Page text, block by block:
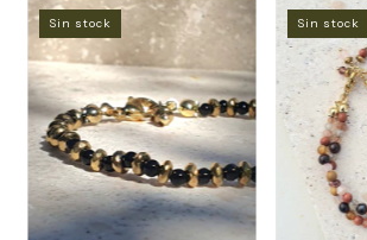
Sin stock Sin stock